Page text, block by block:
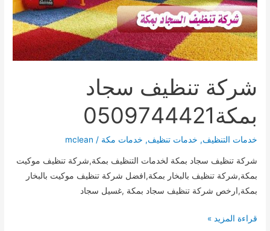
شركة تنظيف سجاد
بمكة0509744421
خدمات التنظيف, خدمات تنظيف, خدمات مكة /
mclean
شركة تنظيف سجاد بمكة لخدمات التنظيف بمكة,شركة تنظيف موكيت
بمكة,شركة تنظيف بالبخار بمكة,افضل شركة تنظيف موكيت بالبخار
بمكة,ارخص شركة تنظيف سجاد بمكة ,غسيل سجاد
شركة
قراءة المزيد »